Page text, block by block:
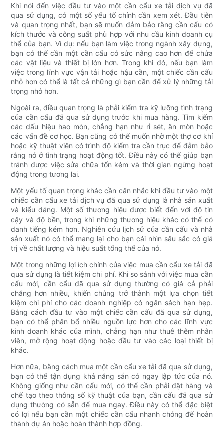
Khi nói đến việc đầu tư vào một cần cẩu xe tải dịch vụ đã
qua sử dụng, có một số yếu tố chính cần xem xét. Đầu tiên
và quan trọng nhất, bạn sẽ muốn đảm bảo rằng cần cẩu có
kích thước và công suất phù hợp với nhu cầu kinh doanh cụ
thể của bạn. Ví dụ: nếu bạn làm việc trong ngành xây dựng,
bạn có thể cần một cần cẩu có sức nâng cao hơn để chứa
các vật liệu và thiết bị lớn hơn. Trong khi đó, nếu bạn làm
việc trong lĩnh vực vận tải hoặc hậu cần, một chiếc cần cẩu
nhỏ hơn có thể là tất cả những gì bạn cần để xử lý những tải
trọng nhỏ hơn.
Ngoài ra, điều quan trọng là phải kiểm tra kỹ lưỡng tình trạng
của cần cẩu đã qua sử dụng trước khi mua hàng. Tìm kiếm
các dấu hiệu hao mòn, chẳng hạn như rỉ sét, ăn mòn hoặc
các vấn đề cơ học. Bạn cũng có thể muốn nhờ một thợ cơ khí
hoặc kỹ thuật viên có trình độ kiểm tra cần trục để đảm bảo
rằng nó ở tình trạng hoạt động tốt. Điều này có thể giúp bạn
tránh được việc sửa chữa tốn kém và thời gian ngừng hoạt
động trong tương lai.
Một yếu tố quan trọng khác cần cân nhắc khi đầu tư vào một
chiếc cần cẩu xe tải dịch vụ đã qua sử dụng là nhà sản xuất
và kiểu dáng. Một số thương hiệu được biết đến với độ tin
cậy và độ bền, trong khi những thương hiệu khác có thể có
danh tiếng kém hơn. Nghiên cứu lịch sử của cần cẩu và nhà
sản xuất nó có thể mang lại cho bạn cái nhìn sâu sắc có giá
trị về chất lượng và hiệu suất tổng thể của nó.
Một trong những lợi ích chính của việc mua cần cẩu xe tải đã
qua sử dụng là tiết kiệm chi phí. Khi so sánh với việc mua cần
cẩu mới, cần cẩu đã qua sử dụng thường có giá cả phải
chăng hơn nhiều, khiến chúng trở thành một lựa chọn tiết
kiệm chi phí cho các doanh nghiệp có ngân sách hạn hẹp.
Bằng cách đầu tư vào một chiếc cần cẩu đã qua sử dụng,
bạn có thể phân bổ nhiều nguồn lực hơn cho các lĩnh vực
kinh doanh khác của mình, chẳng hạn như thuê thêm nhân
viên, mở rộng hoạt động hoặc đầu tư vào các loại thiết bị
khác.
Hơn nữa, bằng cách mua một cần cẩu xe tải đã qua sử dụng,
bạn có thể tận dụng khả năng sẵn có ngay lập tức của nó.
Không giống như cần cẩu mới, có thể cần phải đặt hàng và
chế tạo theo thông số kỹ thuật của bạn, cần cẩu đã qua sử
dụng thường có sẵn để mua ngay. Điều này có thể đặc biệt
có lợi nếu bạn cần một chiếc cần cẩu nhanh chóng để hoàn
thành dự án hoặc hoàn thành hợp đồng.